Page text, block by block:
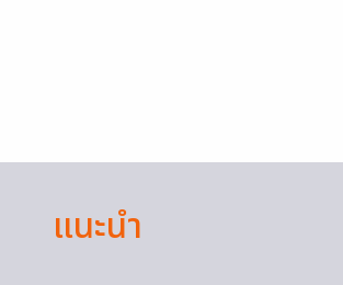
แนะนำ